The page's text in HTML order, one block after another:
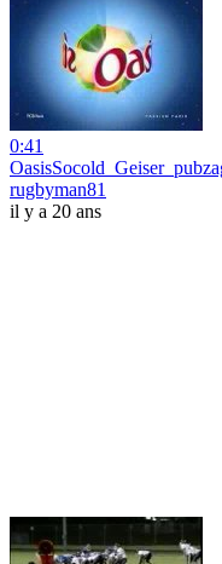
0:41
rugbyman81
il y a 20 ans